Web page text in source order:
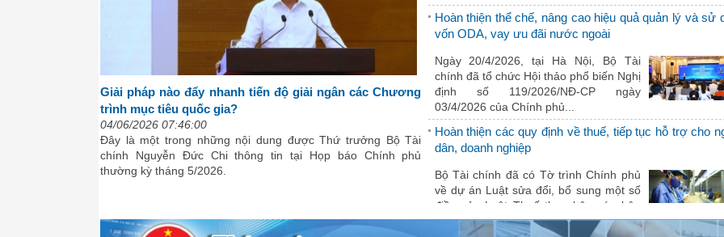
Nhân kỷ niệm 77 năm ngày Thương
binh - Liệt sỹ, ngày 25/7, Đoàn lãnh đạo
Sở Tài chính và Trưởng các phòng ban
của Sở do Giám...
V/v tăng cường bảo mật thông tin đăng nhập tài khoản
tuyến
Thực hiện Văn bản số 1580/TBATNM
ngày 30/5/2024 của Tiểu ban An toàn
An ninh mạng tỉnh về tăng cường bảo
mật thông tin đăng...
Giải pháp nào đẩy nhanh tiến độ giải ngân các Chương
trình mục tiêu quốc gia?
04/06/2026 07:46:00
Đây là một trong những nội dung được Thứ trưởng Bộ Tài
chính Nguyễn Đức Chi thông tin tại Họp báo Chính phủ
thường kỳ tháng 5/2026.
Hoàn thiện thể chế, nâng cao hiệu quả quản lý và sử
vốn ODA, vay ưu đãi nước ngoài
Ngày 20/4/2026, tại Hà Nội, Bộ Tài
chính đã tổ chức Hội thảo phổ biến Nghị
định số 119/2026/NĐ-CP ngày
03/4/2026 của Chính phủ...
Hoàn thiện các quy định về thuế, tiếp tục hỗ trợ cho
dân, doanh nghiệp
Bộ Tài chính đã có Tờ trình Chính phủ
về dự án Luật sửa đổi, bổ sung một số
điều của Luật Thuế thu nhập cá nhân
(TNCN), Luật...